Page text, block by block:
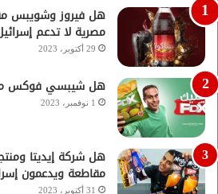
هل فيروز وشويبس
مصرية لا تدعم
29 أكتوبر، 2023
هل شيبسي فوكس
1 نوفمبر، 2023
هل شركة إيديتا
مقاطعة ويدعمون
31 أكتوبر، 2023